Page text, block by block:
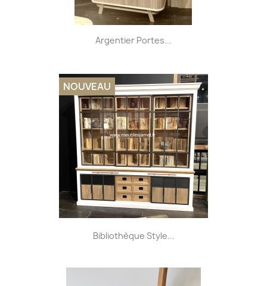
Argentier Portes...
Bibliothèque Style...
NOUVEAU